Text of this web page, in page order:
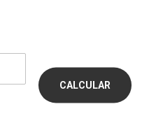
CALCULAR